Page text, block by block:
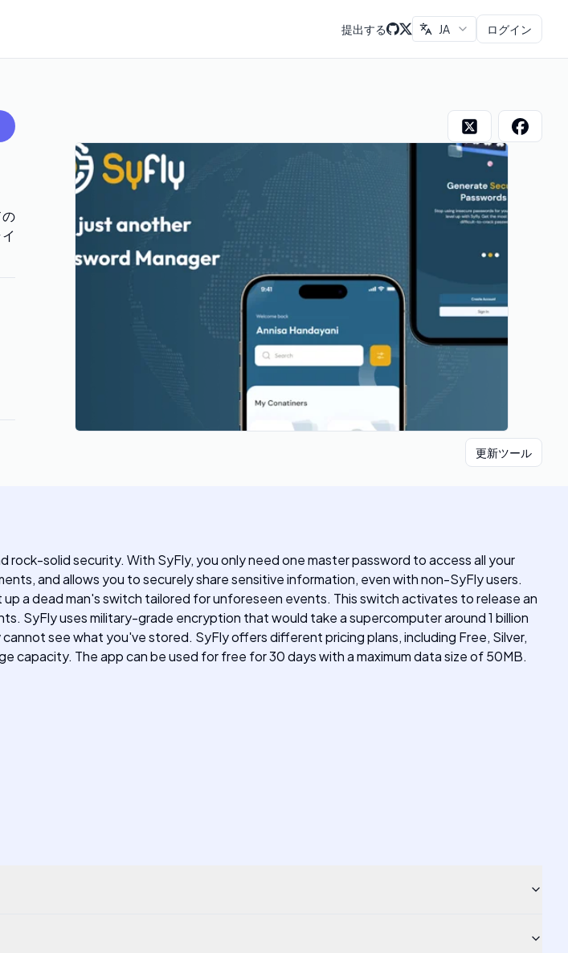
提出する JA ログイン
更新ツール
solid security. With SyFly, you only need one master password to access all your
and allows you to securely share sensitive information, even with non-SyFly users.
a dead man's switch tailored for unforeseen events. This switch activates to release an
SyFly uses military-grade encryption that would take a supercomputer around 1 billion
see what you've stored. SyFly offers different pricing plans, including Free, Silver,
capacity. The app can be used for free for 30 days with a maximum data size of 50MB.